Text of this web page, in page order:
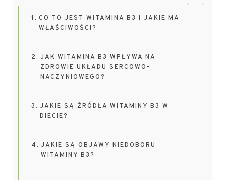
CO TO JEST WITAMINA B3 I JAKIE MA
WŁAŚCIWOŚCI?
JAK WITAMINA B3 WPŁYWA NA
ZDROWIE UKŁADU SERCOWO-
NACZYNIOWEGO?
JAKIE SĄ ŹRÓDŁA WITAMINY B3 W
DIECIE?
JAKIE SĄ OBJAWY NIEDOBORU
WITAMINY B3?